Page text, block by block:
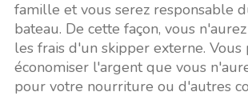
famille et vous serez responsable
bateau. De cette façon, vous
les frais d'un skipper externe. Vous
économiser l'argent que vous
pour votre nourriture ou d'autres